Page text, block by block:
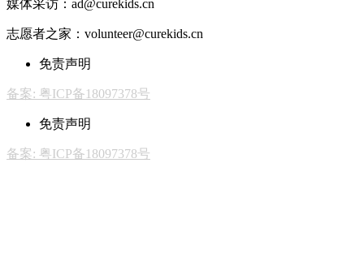
媒体采访：ad@curekids.cn
志愿者之家：volunteer@curekids.cn
免责声明
备案: 粤ICP备18097378号
免责声明
备案: 粤ICP备18097378号